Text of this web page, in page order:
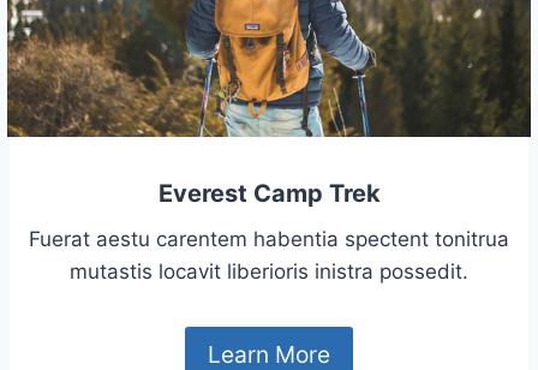
Everest Camp Trek
Fuerat aestu carentem habentia spectent tonitrua
mutastis locavit liberioris inistra possedit.
Learn More